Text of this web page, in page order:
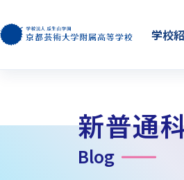
学校
新普通
Blog